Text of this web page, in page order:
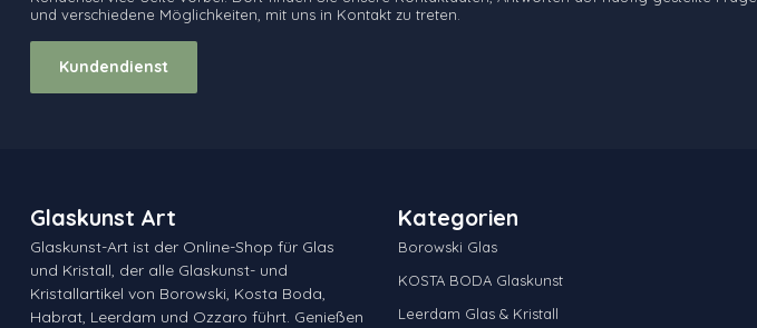
und verschiedene Möglichkeiten, mit uns in Kontakt zu treten.
Kundendienst
Glaskunst Art
Glaskunst-Art ist der Online-Shop für Glas
und Kristall, der alle Glaskunst- und
Kristallartikel von Borowski, Kosta Boda,
Habrat, Leerdam und Ozzaro führt. Genießen
Kategorien
Borowski Glas
KOSTA BODA Glaskunst
Leerdam Glas & Kristall